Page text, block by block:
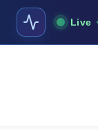
Live